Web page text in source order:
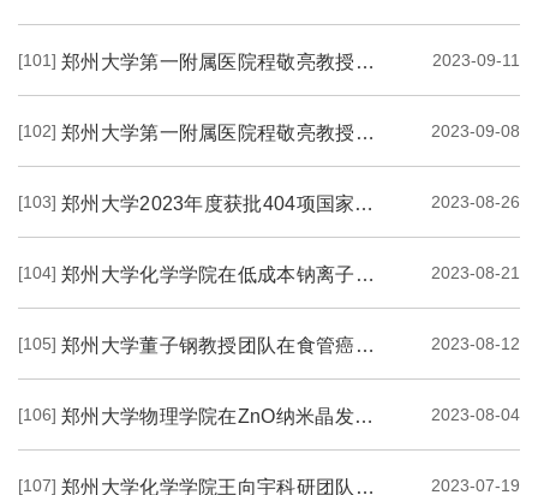
[101] 郑州大学第一附属医院程敬亮教授团队在抑郁症磁共振脑影像研究领域取得积极进展 2023-09-11
[102] 郑州大学第一附属医院程敬亮教授团队在抑郁症磁共振脑影像研究领域取得积极进展 2023-09-08
[103] 郑州大学2023年度获批404项国家自然科学基金项目 2023-08-26
[104] 郑州大学化学学院在低成本钠离子电池正极材料设计研究方面取得新进展 2023-08-21
[105] 郑州大学董子钢教授团队在食管癌变机理研究方面取得积极进展 2023-08-12
[106] 郑州大学物理学院在ZnO纳米晶发光机制研究方面取得重要进展 2023-08-04
[107] 郑州大学化学学院王向宇科研团队开发的高性能微球型钛硅分子筛催化剂入选国家工业... 2023-07-19